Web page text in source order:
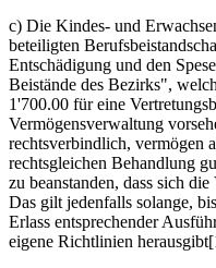
c) Die Kindes- und
beteiligten
Entschädigung und den
Beistände des Bezirks",
1'700.00 für eine
Vermögensverwaltung
rechtsverbindlich, vermögen
rechtsgleichen Behandlung
zu beanstanden, dass sich
Das gilt jedenfalls solange,
Erlass entsprechender
eigene Richtlinien